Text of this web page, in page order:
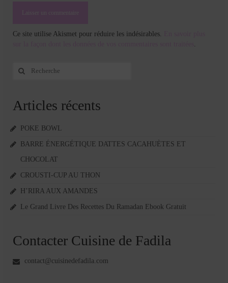
Ce site utilise Akismet pour réduire les indésirables.
Rechercher
Articles récents
POKE BOWL
BARRE ÉNERGÉTIQUE DATTES CACAHUÈTES ET
CHOCOLAT
CROUSTI-CUP AU THON
H’RIRA AUX AMANDES
Le Grand Livre Des Recettes Du Ramadan Ebook Gratuit
Contacter Cuisine de Fadila
contact@cuisinedefadila.com